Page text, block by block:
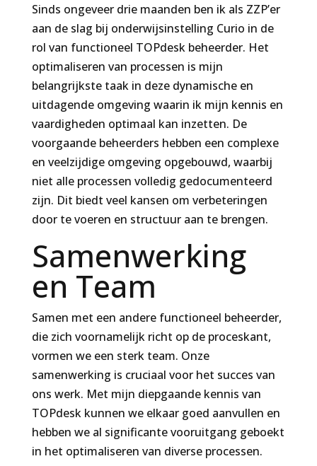
Sinds ongeveer drie maanden ben ik als ZZP’er
aan de slag bij onderwijsinstelling Curio in de
rol van functioneel TOPdesk beheerder. Het
optimaliseren van processen is mijn
belangrijkste taak in deze dynamische en
uitdagende omgeving waarin ik mijn kennis en
vaardigheden optimaal kan inzetten. De
voorgaande beheerders hebben een complexe
en veelzijdige omgeving opgebouwd, waarbij
niet alle processen volledig gedocumenteerd
zijn. Dit biedt veel kansen om verbeteringen
door te voeren en structuur aan te brengen.
Samenwerking
en Team
Samen met een andere functioneel beheerder,
die zich voornamelijk richt op de proceskant,
vormen we een sterk team. Onze
samenwerking is cruciaal voor het succes van
ons werk. Met mijn diepgaande kennis van
TOPdesk kunnen we elkaar goed aanvullen en
hebben we al significante vooruitgang geboekt
in het optimaliseren van diverse processen.